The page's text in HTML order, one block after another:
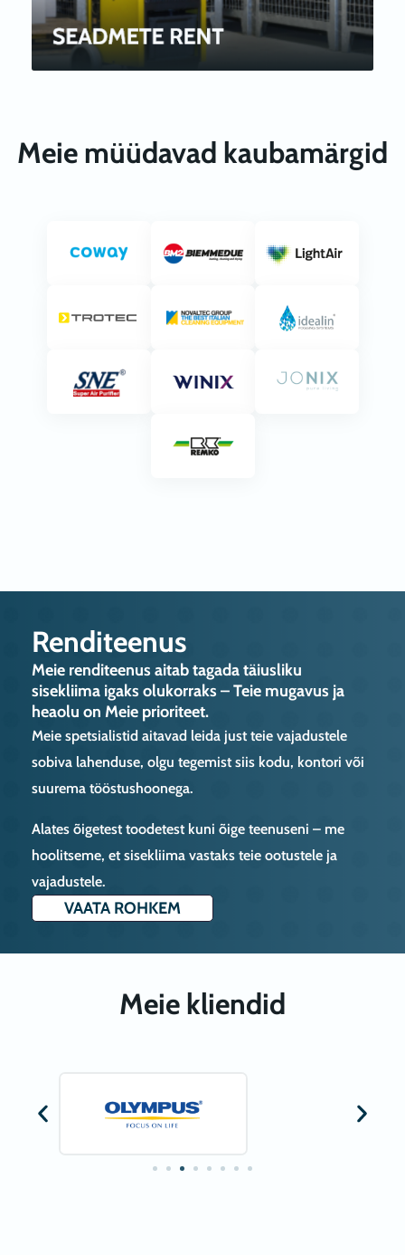
Meie müüdavad kaubamärgid
Renditeenus
Meie renditeenus aitab tagada täiusliku
sisekliima igaks olukorraks – Teie mugavus ja
heaolu on Meie prioriteet.
Meie spetsialistid aitavad leida just teie vajadustele
sobiva lahenduse, olgu tegemist siis kodu, kontori või
suurema tööstushoonega.
Alates õigetest toodetest kuni õige teenuseni – me
hoolitseme, et sisekliima vastaks teie ootustele ja
vajadustele.
VAATA ROHKEM
Meie kliendid